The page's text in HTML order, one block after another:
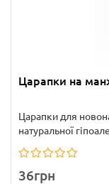
Царапки на
Царапки для
натуральної
36грн